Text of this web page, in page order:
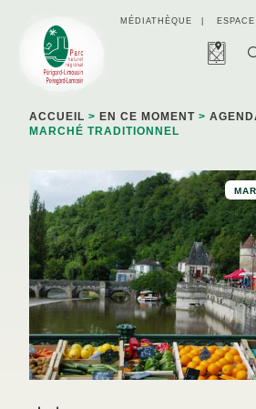
MÉDIATHÈQUE
ACCUEIL > EN CE MOMENT >
MARCHÉ TRADITIONNEL